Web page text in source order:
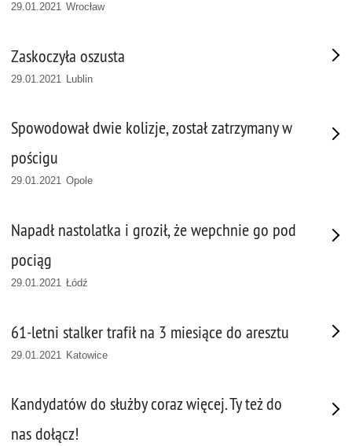
29.01.2021 Wrocław
Zaskoczyła oszusta
29.01.2021 Lublin
Spowodował dwie kolizje, został zatrzymany w
pościgu
29.01.2021 Opole
Napadł nastolatka i groził, że wepchnie go pod
pociąg
29.01.2021 Łódź
61-letni stalker trafił na 3 miesiące do aresztu
29.01.2021 Katowice
Kandydatów do służby coraz więcej. Ty też do
nas dołącz!